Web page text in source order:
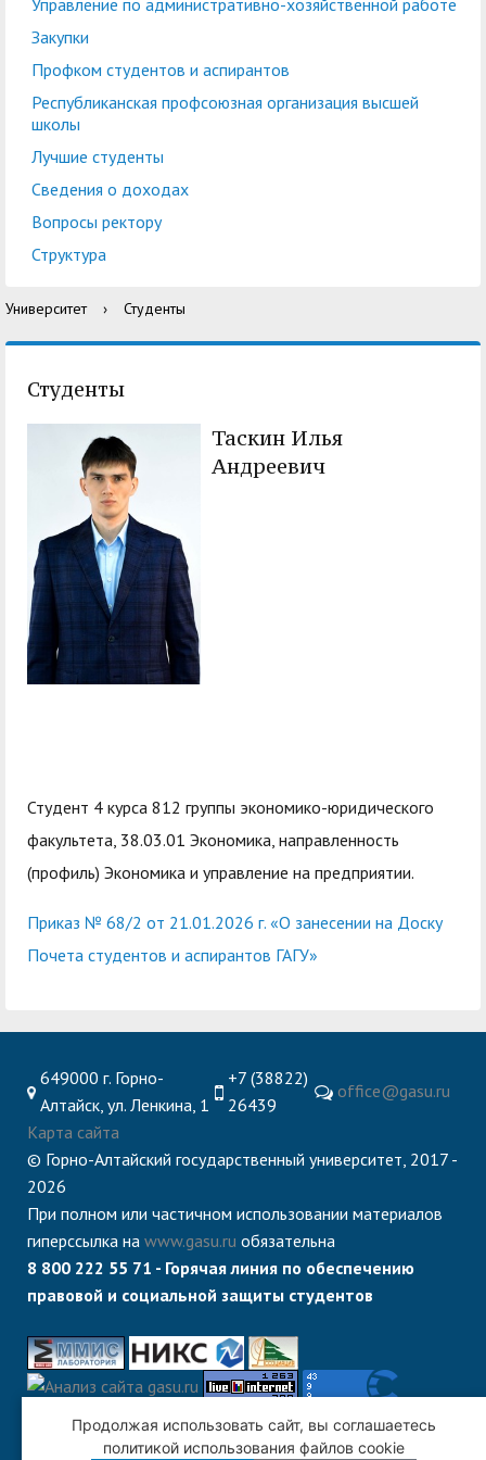
Международная
деятельность
Управление по
административно-
Закупки
Республиканская
организация высшей
школы
Вопросы ректору
Центр тестирования
иностранных граждан
по русскому языку
Центр развития
компетенций
Центр русского языка
несовершеннолетних
Образовательный
модуль «Обучение
служением»
Информация о
предоставлении
Управление по административно-хозяйственной работе
Закупки
Профком студентов и аспирантов
Республиканская профсоюзная организация высшей
школы
Лучшие студенты
Сведения о доходах
Вопросы ректору
Структура
Университет › Студенты
Студенты
Таскин Илья
Андреевич
Студент 4 курса 812 группы экономико-юридического
факультета, 38.03.01 Экономика, направленность
(профиль) Экономика и управление на предприятии.
Приказ № 68/2 от 21.01.2026 г. «О занесении на Доску
Почета студентов и аспирантов ГАГУ»
649000 г. Горно-
Алтайск, ул. Ленкина, 1
+7 (38822)
26439
office@gasu.ru
Карта сайта
© Горно-Алтайский государственный университет, 2017 -
2026
При полном или частичном использовании материалов
гиперссылка на www.gasu.ru обязательна
8 800 222 55 71 - Горячая линия по обеспечению
правовой и социальной защиты студентов
Продолжая использовать сайт, вы соглашаетесь
политикой использования файлов cookie